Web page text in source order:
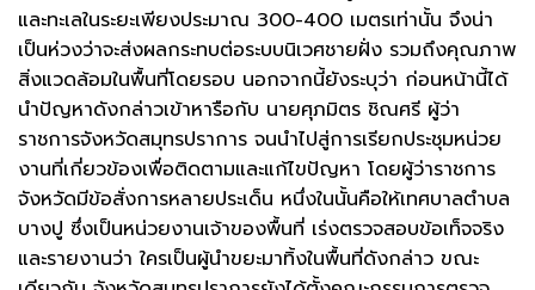
และทะเลในระยะเพียงประมาณ 300-400 เมตรเท่านั้น จึงน่า
เป็นห่วงว่าจะส่งผลกระทบต่อระบบนิเวศชายฝั่ง รวมถึงคุณภาพ
สิ่งแวดล้อมในพื้นที่โดยรอบ นอกจากนี้ยังระบุว่า ก่อนหน้านี้ได้
นำปัญหาดังกล่าวเข้าหารือกับ นายศุภมิตร ชิณศรี ผู้ว่า
ราชการจังหวัดสมุทรปราการ จนนำไปสู่การเรียกประชุมหน่วย
งานที่เกี่ยวข้องเพื่อติดตามและแก้ไขปัญหา โดยผู้ว่าราชการ
จังหวัดมีข้อสั่งการหลายประเด็น หนึ่งในนั้นคือให้เทศบาลตำบล
บางปู ซึ่งเป็นหน่วยงานเจ้าของพื้นที่ เร่งตรวจสอบข้อเท็จจริง
และรายงานว่า ใครเป็นผู้นำขยะมาทิ้งในพื้นที่ดังกล่าว ขณะ